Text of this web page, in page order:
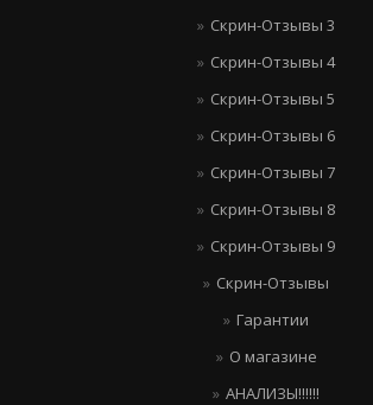
Скрин-Отзывы 3
Скрин-Отзывы 4
Скрин-Отзывы 5
Скрин-Отзывы 6
Скрин-Отзывы 7
Скрин-Отзывы 8
Скрин-Отзывы 9
Скрин-Отзывы
Гарантии
О магазине
АНАЛИЗЫ!!!!!!